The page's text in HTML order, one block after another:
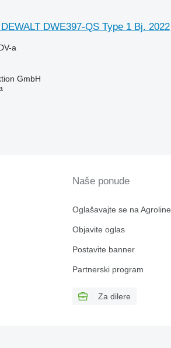
DWE397-QS Type 1 Bj. 2022
a
GmbH
Naše ponude
Oglašavajte se na Agroline
Objavite oglas
Postavite banner
Partnerski program
Za dilere